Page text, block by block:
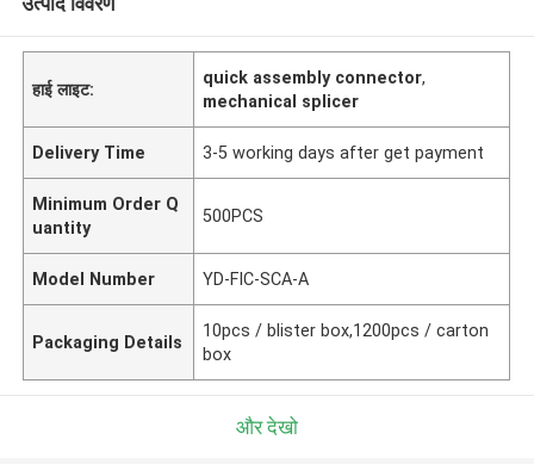
हाई लाइट:
quick assembly connector,
mechanical splicer
Delivery Time 3-5 working days after get payment
Minimum Order Q
uantity
500PCS
Model Number YD-FIC-SCA-A
Packaging Details
10pcs / blister box,1200pcs / carton
box
और देखो